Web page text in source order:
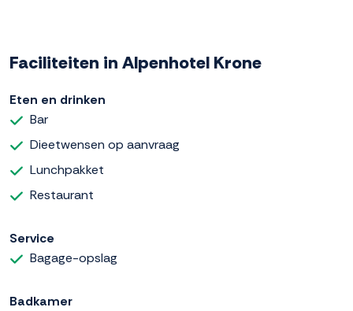
Faciliteiten in Alpenhotel Krone
Eten en drinken
Bar
Dieetwensen op aanvraag
Lunchpakket
Restaurant
Service
Bagage-opslag
Badkamer